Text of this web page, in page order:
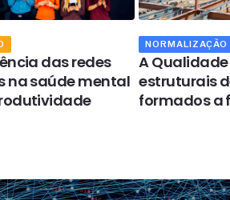
das redes
na saúde mental
NORMALIZAÇÃO
A
estruturais
formados a